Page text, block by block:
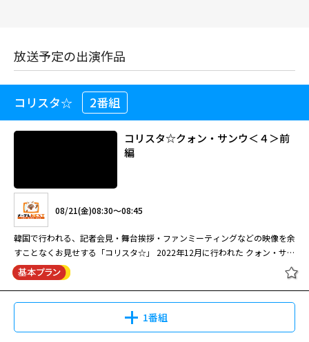
放送予定の出演作品
コリスタ☆ 2番組
コリスタ☆クォン・サンウ＜４＞前
編
08/21(金)08:30～08:45
韓国で行われる、記者会見・舞台挨拶・ファンミーティングなどの映像を余
すことなくお見せする「コリスタ☆」 2022年12月に行われた クォン・サン
ウ出演映画「スイッチ」マスコミ試写会見 出席者：クォン・サンウ、オ・
ジョンセ、イ・ミンジョン、マ・デユン監督
1番組